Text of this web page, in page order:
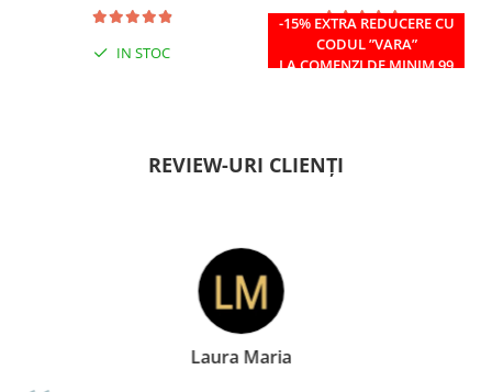
IN STOC
-15% EXTRA REDUCERE CU
CODUL ”VARA”
LA COMENZI DE MINIM 99
IN STOC
REVIEW-URI CLIENȚI
Doina Georgescu